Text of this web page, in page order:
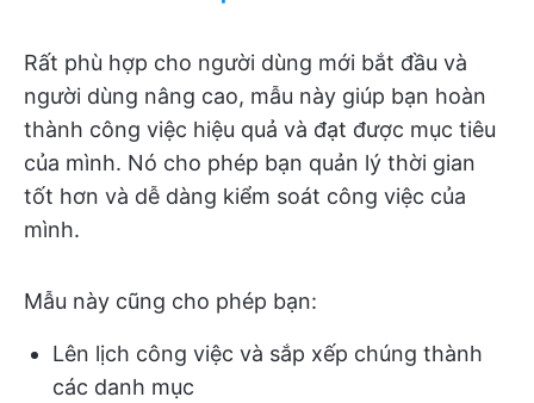
Rất phù hợp cho người dùng mới bắt đầu và
người dùng nâng cao, mẫu này giúp bạn hoàn
thành công việc hiệu quả và đạt được mục tiêu
của mình. Nó cho phép bạn quản lý thời gian
tốt hơn và dễ dàng kiểm soát công việc của
mình.
Mẫu này cũng cho phép bạn:
Lên lịch công việc và sắp xếp chúng thành
các danh mục